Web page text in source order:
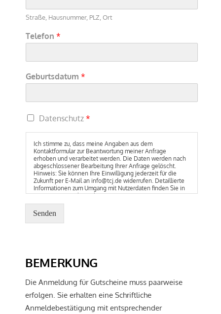
Straße, Hausnummer, PLZ, Ort
Telefon *
Geburtsdatum *
Datenschutz *
Ich stimme zu, dass meine Angaben aus dem
Kontaktformular zur Beantwortung meiner Anfrage
erhoben und verarbeitet werden. Die Daten werden nach
abgeschlossener Bearbeitung Ihrer Anfrage gelöscht.
Hinweis: Sie können Ihre Einwilligung jederzeit für die
Zukunft per E-Mail an info@tcj.de widerrufen. Detaillierte
Informationen zum Umgang mit Nutzerdaten finden Sie in
unserer Datenschutzerkärung
Senden
BEMERKUNG
Die Anmeldung für Gutscheine muss paarweise
erfolgen. Sie erhalten eine Schriftliche
Anmeldebestätigung mit entsprechender